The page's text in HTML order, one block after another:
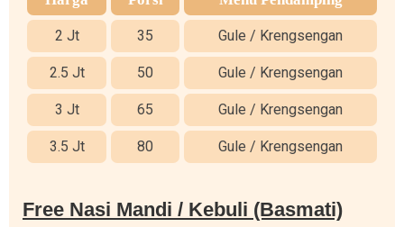
2 Jt 35 Gule / Krengsengan
2.5 Jt 50 Gule / Krengsengan
3 Jt 65 Gule / Krengsengan
3.5 Jt 80 Gule / Krengsengan
Free Nasi Mandi / Kebuli (Basmati)